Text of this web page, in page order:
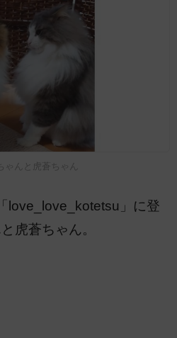
ゃんと虎蒼ちゃん
love_love_kotetsu」に登
虎蒼ちゃん。